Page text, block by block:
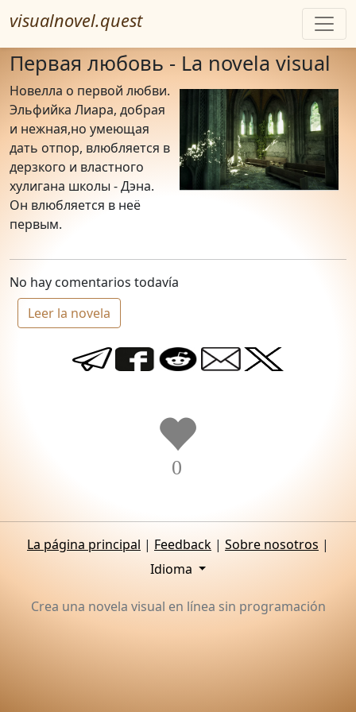
visualnovel.quest
Первая любовь - La novela visual
Новелла о первой любви.
Эльфийка Лиара, добрая
и нежная,но умеющая
дать отпор, влюбляется в
дерзкого и властного
хулигана школы - Дэна.
Он влюбляется в неё
первым.
No hay comentarios todavía
Leer la novela
0
La página principal | Feedback | Sobre nosotros |
Idioma
Crea una novela visual en línea sin programación